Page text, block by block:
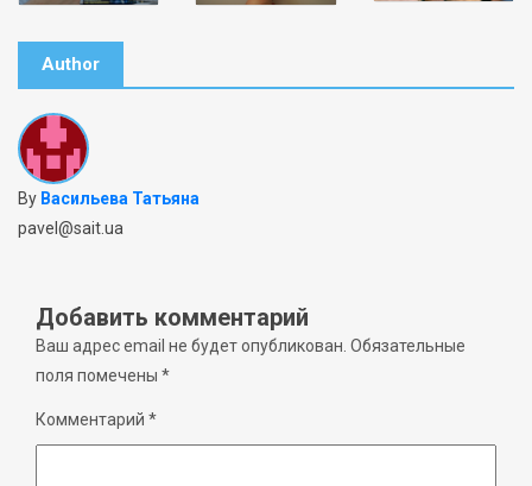
Author
By Васильева Татьяна
pavel@sait.ua
Добавить комментарий
Ваш адрес email не будет опубликован. Обязательные
поля помечены *
Комментарий *